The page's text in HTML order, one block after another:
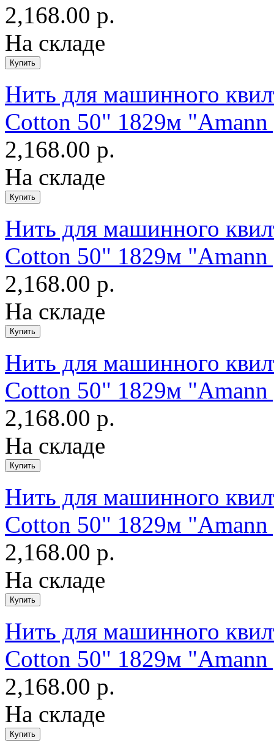
2,168.00 р.
На складе
Нить для машинного
Cotton 50" 1829м
2,168.00 р.
На складе
Нить для машинного
Cotton 50" 1829м
2,168.00 р.
На складе
Нить для машинного
Cotton 50" 1829м
2,168.00 р.
На складе
Нить для машинного
Cotton 50" 1829м
2,168.00 р.
На складе
Нить для машинного
Cotton 50" 1829м
2,168.00 р.
На складе